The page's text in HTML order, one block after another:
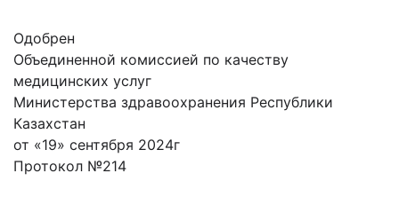
Одобрен
Объединенной комиссией по качеству
медицинских услуг
Министерства здравоохранения Республики
Казахстан
от «19» сентября 2024г
Протокол №214